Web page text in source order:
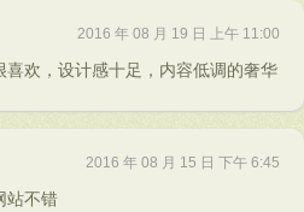
2016 年 08 月 19 日 上午 11:00
喜欢，设计感十足，内容低调的奢华
2016 年 08 月 15 日 下午 6:45
站不错